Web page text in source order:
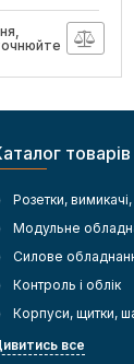
товарів
Розетки,
Модульне
Силове
Контроль і облік
Корпуси, щитки,
все